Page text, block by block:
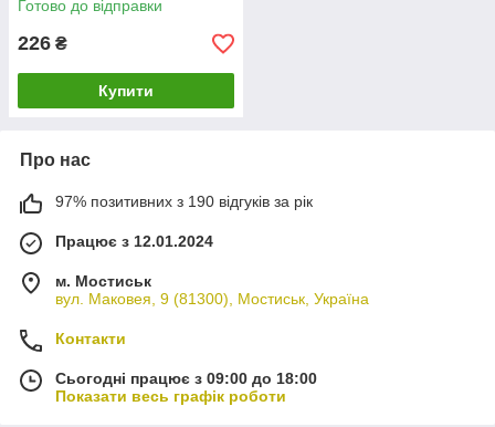
Готово до відправки
226 ₴
Купити
Про нас
97% позитивних з 190 відгуків за рік
Працює з 12.01.2024
м. Мостиськ
вул. Маковея, 9 (81300), Мостиськ, Україна
Контакти
Сьогодні працює з 09:00 до 18:00
Показати весь графік роботи